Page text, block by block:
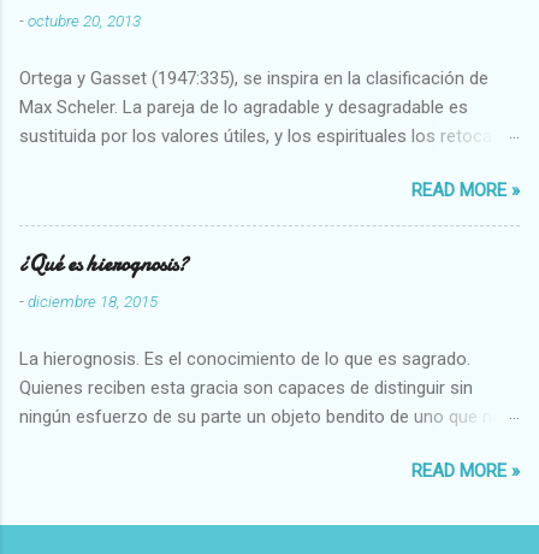
-octubre 20, 2013
Ortega y Gasset (1947:335), se inspira en la clasificación de
Max Scheler. La pareja de lo agradable y desagradable es
sustituida por los valores útiles, y los espirituales los retoca.
Abundante-Escaso,etc 2 VITALES Sano-Enfermo Selecto-
Vulgar Enérgico-Inerte Fuerte-Débil,etc. 3 ESPIRITUALES a)
Intelectuales Conocimiento-Error Exacto-Aproximado
Evidente-Probable,etc b) Morales Bueno-malo Bondadoso-
malvado Justo-Injusto Escrupuloso-Relajado Leal-Desleal,etc.
Armonioso-Inarmonioso 4 RELIGIOSOS Santo-Pr...
READ MORE »
¿Qué es hierognosis?
-diciembre 18, 2015
La hierognosis. Es el conocimiento de lo que es sagrado.
Quienes reciben esta gracia son capaces de distinguir sin
ningún esfuerzo de su parte un objeto bendito de uno que no
READ MORE »